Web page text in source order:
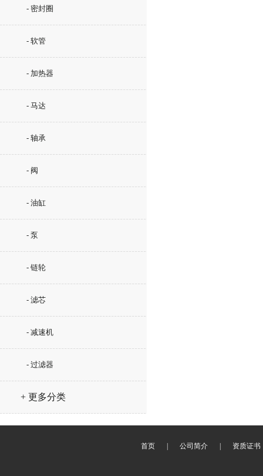
- 密封圈
- 软管
- 加热器
- 马达
- 轴承
- 阀
- 油缸
- 泵
- 链轮
- 滤芯
- 减速机
- 过滤器
+ 更多分类
首页 公司简介 资质证书